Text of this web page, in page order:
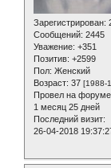
Зарегистрирован:
Сообщений: 2445
Уважение: +351
Позитив: +2599
Пол: Женский
Возраст: 37 [1988-
Провел на
1 месяц 25 дней
Последний визит:
26-04-2018